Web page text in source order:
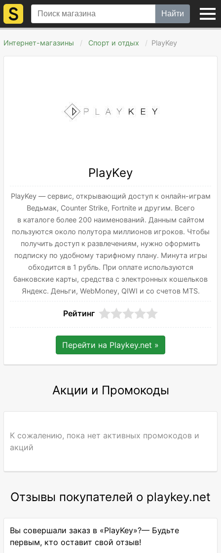
Найти
Интернет-магазины Спорт и отдых PlayKey
PlayKey
PlayKey — сервис, открывающий доступ к онлайн-играм
Ведьмак, Counter Strike, Fortnite и другим. Всего
в каталоге более 200 наименований. Данным сайтом
пользуются около полутора миллионов игроков. Чтобы
получить доступ к развлечениям, нужно оформить
подписку по удобному тарифному плану. Минута игры
обходится в 1 рубль. При оплате используются
банковские карты, средства с электронных кошельков
Яндекс. Деньги, WebMoney, QIWI и со счетов MTS.
Рейтинг
Перейти на Playkey.net »
Акции и Промокоды
К сожалению, пока нет активных промокодов и
акций
Отзывы покупателей о playkey.net
Вы совершали заказ в «PlayKey»?— Будьте
первым, кто оставит свой отзыв!